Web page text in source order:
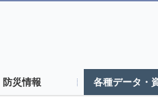
防災情報 各種データ・